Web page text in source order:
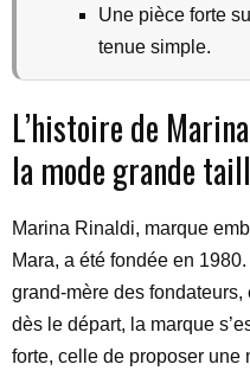
Une pièce forte
tenue simple.
L’histoire de
la mode grande
Marina Rinaldi, marque
Mara, a été fondée en
grand-mère des fondateurs,
dès le départ, la marque
forte, celle de proposer une